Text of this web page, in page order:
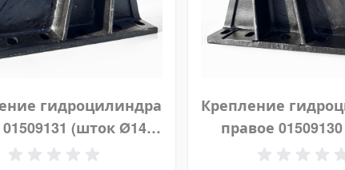
гидроцилиндра
(шток Ø149-
191) AHS
Крепление
правое
Ø149-191)